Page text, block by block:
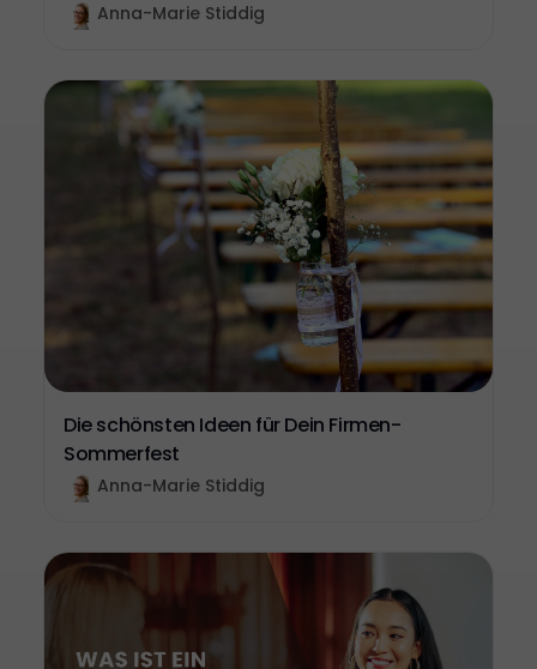
Anna-Marie Stiddig
Die schönsten Ideen für Dein Firmen-
Sommerfest
Anna-Marie Stiddig